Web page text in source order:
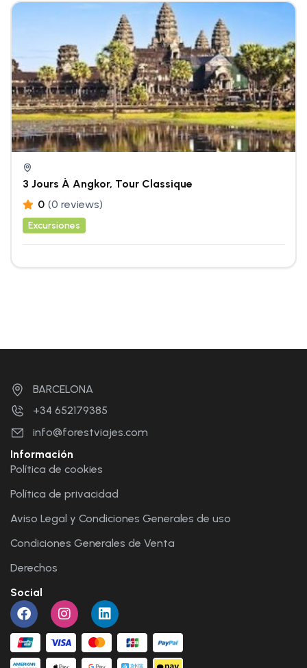
3 Jours À Angkor, Tour Classique
0 (0 reviews)
Excursiones
BARCELONA
+34 652179385
info@forestviajes.com
Información
Política de cookies
Política de privacidad
Aviso Legal y Condiciones Generales de uso
Condiciones Generales de Venta
Derechos
Social